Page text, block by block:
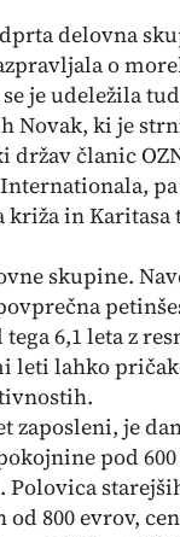
delovna
o
je udeležila
Novak, ki je
držav članic
in Karitasa
skupine.
6,1 leta z
leti lahko
zaposleni, je
pod
800 evrov,